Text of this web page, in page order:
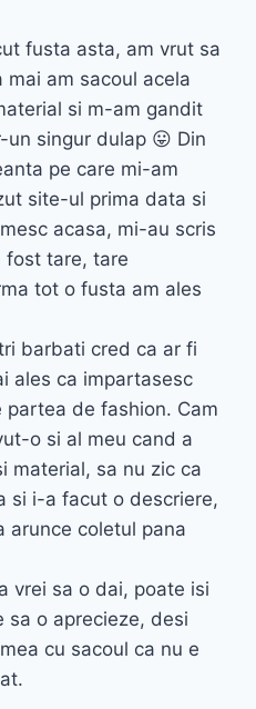
fusta asta, am vrut sa
am sacoul acela
si m-am gandit
singur dulap 😛 Din
pe care mi-am
site-ul prima data si
acasa, mi-au scris
fost tare, tare
tot o fusta am ales
barbati cred ca ar fi
ales ca impartasesc
partea de fashion. Cam
o si al meu cand a
material, sa nu zic ca
si i-a facut o descriere,
arunce coletul pana
vrei sa o dai, poate isi
sa o aprecieze, desi
cu sacoul ca nu e